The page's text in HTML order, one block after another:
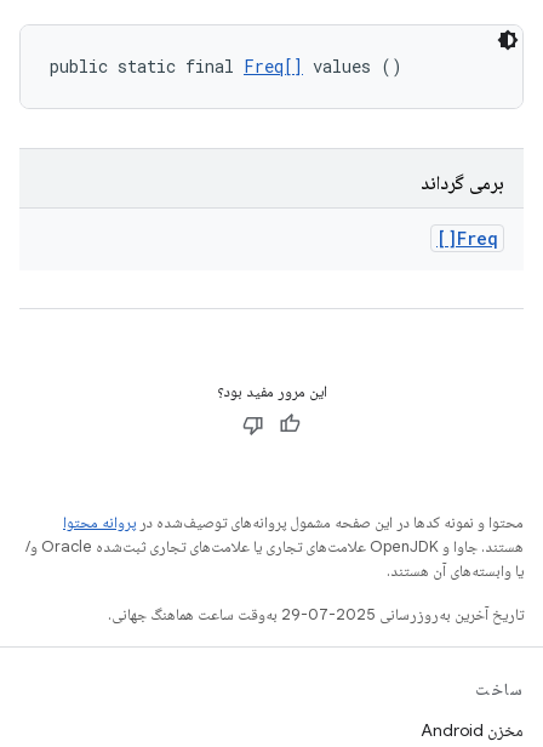
public static final Freq[] values ()
برمی گرداند
Freq[]
این مرور مفید بود؟
محتوا و نمونه کدها در این صفحه مشمول پروانه‌های توصیف‌شده در پروانه محتوا
هستند. جاوا و OpenJDK علامت‌های تجاری یا علامت‌های تجاری ثبت‌شده Oracle و/
یا وابسته‌های آن هستند.
تاریخ آخرین به‌روزرسانی 2025-07-29 به‌وقت ساعت هماهنگ جهانی.
ساخت
مخزن Android